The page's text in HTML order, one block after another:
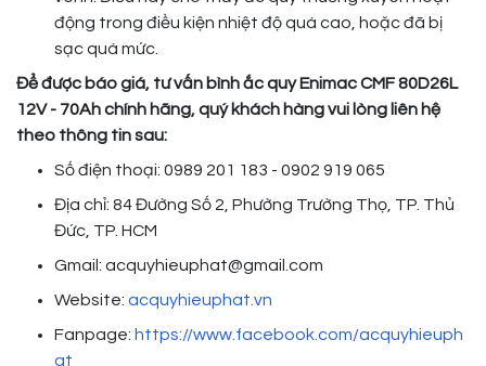
động trong điều kiện nhiệt độ quá cao, hoặc đã bị
sạc quá mức.
Để được báo giá, tư vấn bình ắc quy Enimac CMF 80D26L
12V - 70Ah chính hãng, quý khách hàng vui lòng liên hệ
theo thông tin sau:
Số điện thoại: 0989 201 183 - 0902 919 065
Địa chỉ: 84 Đường Số 2, Phường Trường Thọ, TP. Thủ
Đức, TP. HCM
Gmail: acquyhieuphat@gmail.com
Website: acquyhieuphat.vn
Fanpage: https://www.facebook.com/acquyhieuph
at